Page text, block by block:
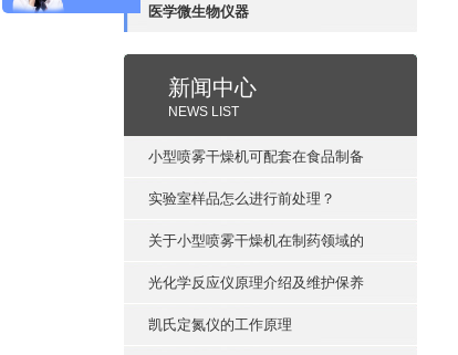
医学微生物仪器
新闻中心
NEWS LIST
小型喷雾干燥机可配套在食品制备
实验室样品怎么进行前处理？
关于小型喷雾干燥机在制药领域的
光化学反应仪原理介绍及维护保养
凯氏定氮仪的工作原理